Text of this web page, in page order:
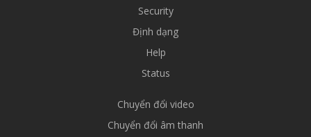
Security
Định dạng
Help
Status
Chuyển đổi video
Chuyển đổi âm thanh